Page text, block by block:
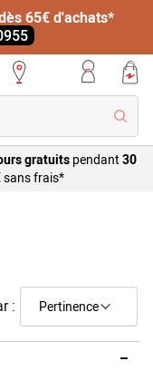
65€ d'achats*
gratuits pendant 30
sansfrais*
: